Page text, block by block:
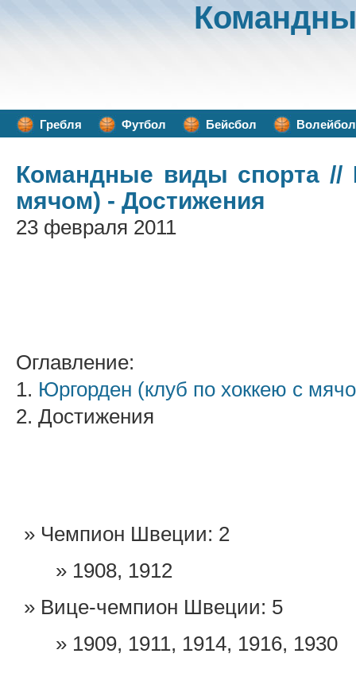
Гребля Футбол Бейсбол Волейбол
Командные виды спорта //
мячом) - Достижения
23 февраля 2011
Оглавление:
1. Юргорден (клуб по хоккею с
2. Достижения
Чемпион Швеции: 2
1908, 1912
Вице-чемпион Швеции: 5
1909, 1911, 1914, 1916, 1930